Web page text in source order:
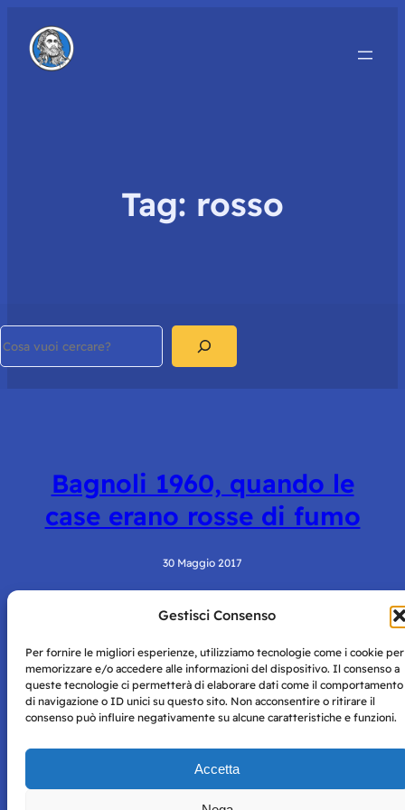
Gestisci Consenso
Per fornire le migliori esperienze, utilizziamo tecnologie come i cookie per
memorizzare e/o accedere alle informazioni del dispositivo. Il consenso a
queste tecnologie ci permetterà di elaborare dati come il comportamento
di navigazione o ID unici su questo sito. Non acconsentire o ritirare il
consenso può influire negativamente su alcune caratteristiche e funzioni.
Accetta
Tag: rosso
Bagnoli 1960, quando le
case erano rosse di fumo
30 Maggio 2017
Napoli con autorizzazione numero 38 del 25/9/2019.
Tutte le immagini e i contenuti su questo sito sono forniti